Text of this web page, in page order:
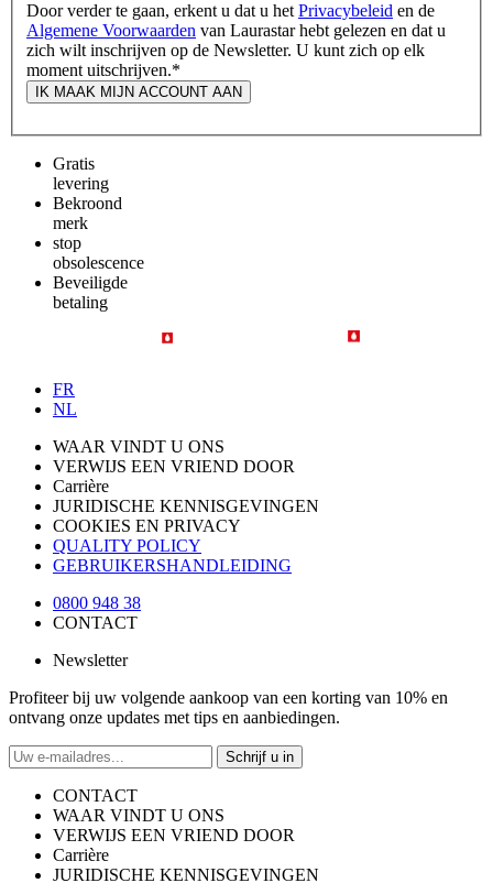
Door verder te gaan, erkent u dat u het Privacybeleid en de
Algemene Voorwaarden van Laurastar hebt gelezen en dat u
zich wilt inschrijven op de Newsletter. U kunt zich op elk
moment uitschrijven.*
IK MAAK MIJN ACCOUNT AAN
Gratis
levering
Bekroond
merk
stop
obsolescence
Beveiligde
betaling
FR
NL
WAAR VINDT U ONS
VERWIJS EEN VRIEND DOOR
Carrière
JURIDISCHE KENNISGEVINGEN
COOKIES EN PRIVACY
QUALITY POLICY
GEBRUIKERSHANDLEIDING
0800 948 38
CONTACT
Newsletter
Profiteer bij uw volgende aankoop van een korting van 10% en
ontvang onze updates met tips en aanbiedingen.
Schrijf u in
CONTACT
WAAR VINDT U ONS
VERWIJS EEN VRIEND DOOR
Carrière
JURIDISCHE KENNISGEVINGEN